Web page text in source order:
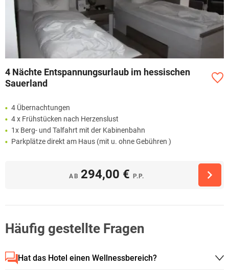
4 Nächte Entspannungsurlaub im hessischen
Sauerland
4 Übernachtungen
4 x Frühstücken nach Herzenslust
1x Berg- und Talfahrt mit der Kabinenbahn
Parkplätze direkt am Haus (mit u. ohne Gebühren )
AB 294,00 € P.P.
Häufig gestellte Fragen
Hat das Hotel einen Wellnessbereich?